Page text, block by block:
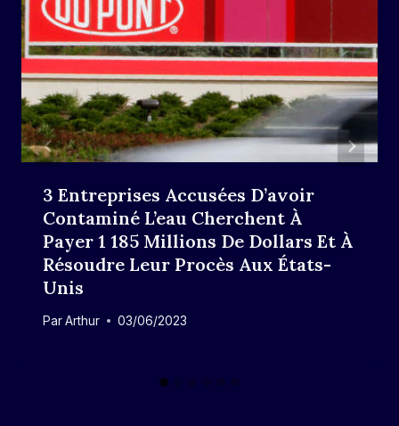
3 Entreprises Accusées D’avoir
Contaminé L’eau Cherchent À
Payer 1 185 Millions De Dollars Et À
Résoudre Leur Procès Aux États-
Unis
ParArthur 03/06/2023